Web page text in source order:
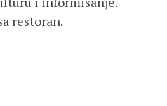
restoran.